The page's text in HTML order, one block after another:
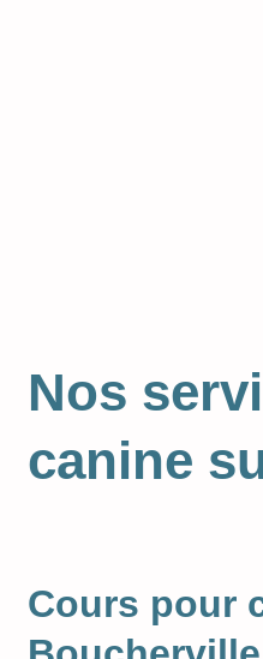
Nos
canine
Cours pour